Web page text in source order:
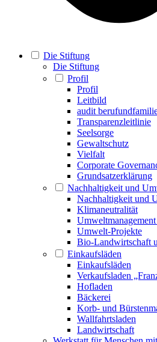
Die Stiftung
Die Stiftung
Profil
Profil
Leitbild
audit
Transparenzleitlinie
Seelsorge
Gewaltschutz
Vielfalt
Corporate
Grundsatzerklärung
Nachhaltigkeit und
Nachhaltigkeit und
Klimaneutralität
Umwelt-Projekte
Bio-Landwirtschaft
Einkaufsläden
Einkaufsläden
Verkaufsladen
Hofladen
Bäckerei
Korb- und
Wallfahrtsladen
Landwirtschaft